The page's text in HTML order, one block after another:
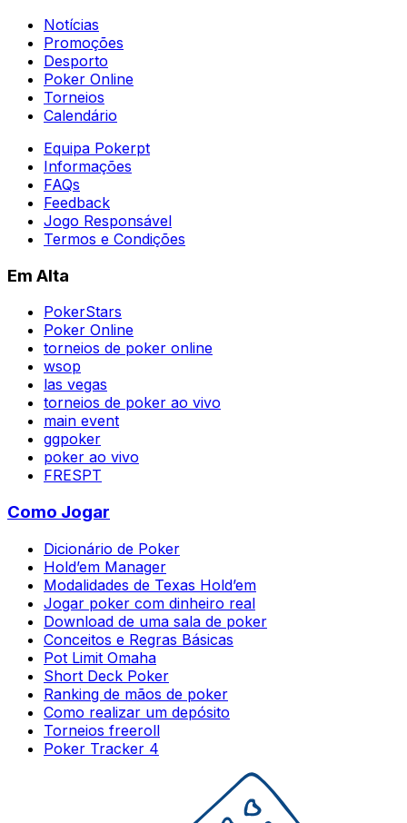
Notícias
Promoções
Desporto
Poker Online
Torneios
Calendário
Equipa Pokerpt
Informações
FAQs
Feedback
Jogo Responsável
Termos e Condições
Em Alta
PokerStars
Poker Online
torneios de poker online
wsop
las vegas
torneios de poker ao vivo
main event
ggpoker
poker ao vivo
FRESPT
Como Jogar
Dicionário de Poker
Hold’em Manager
Modalidades de Texas Hold’em
Jogar poker com dinheiro real
Download de uma sala de poker
Conceitos e Regras Básicas
Pot Limit Omaha
Short Deck Poker
Ranking de mãos de poker
Como realizar um depósito
Torneios freeroll
Poker Tracker 4